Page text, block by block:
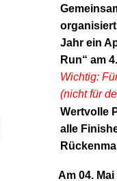
Jahr ein
Run“ am
Wichtig:
(nicht für
Wertvolle
alle
Am 04.